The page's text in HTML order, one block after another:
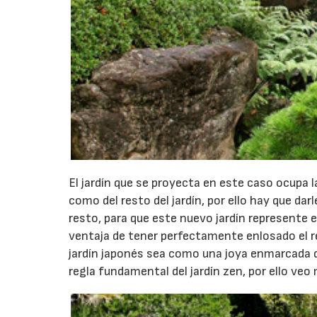
El jardín que se proyecta en este caso
como del resto del jardín, por ello hay que
resto, para que este nuevo jardín
ventaja de tener perfectamente enlosado el
jardín japonés sea como una joya
regla fundamental del jardín zen, por ello